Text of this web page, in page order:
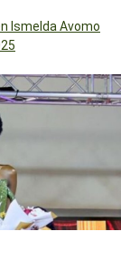
Ismelda Avomo